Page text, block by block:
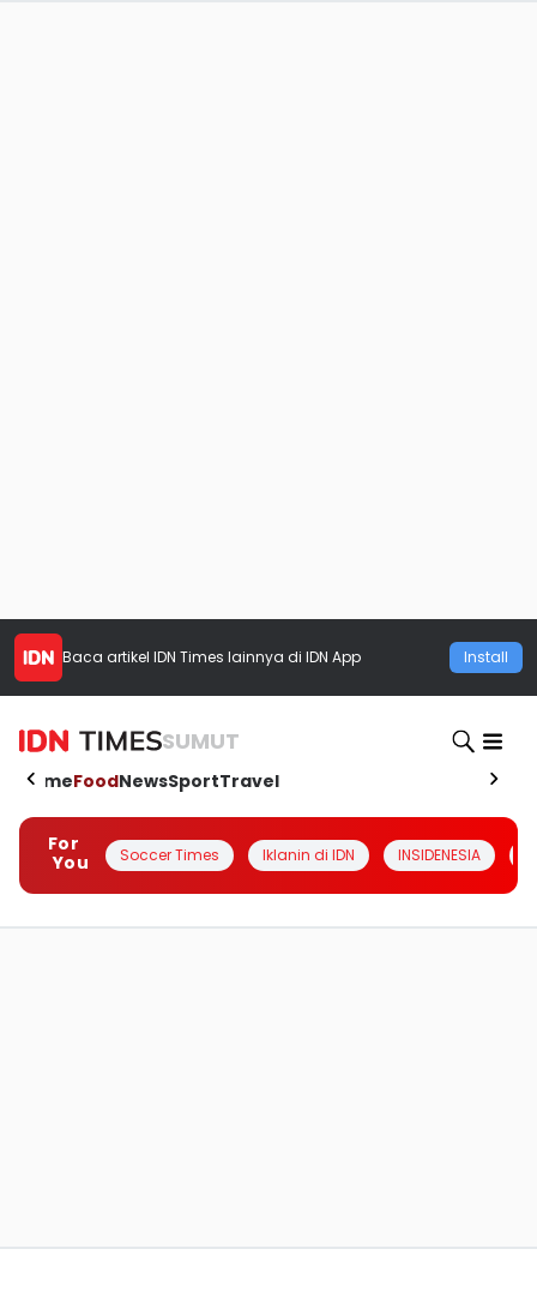
Baca artikel IDN Times lainnya di IDN App Install
SUMUT
HomeFoodNewsSportTravel
For
You
Soccer Times Iklanin di IDN INSIDENESIA